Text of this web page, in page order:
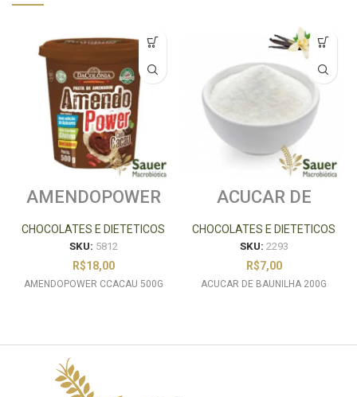
AMENDOPOWER
CHOCOLATES E DIETETICOS
SKU: 5812
R$18,00
AMENDOPOWER CCACAU 500G
ACUCAR DE
CHOCOLATES E DIETETICOS
SKU: 2293
R$7,00
ACUCAR DE BAUNILHA 200G